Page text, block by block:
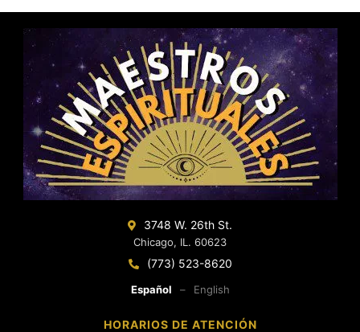
3748 W. 26th St.
Chicago, IL. 60623
(773) 523-8620
Español – English
HORARIOS DE ATENCIÓN